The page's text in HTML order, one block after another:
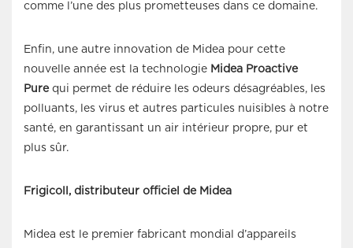
comme l’une des plus prometteuses dans ce domaine.
Enfin, une autre innovation de Midea pour cette
nouvelle année est la technologie Midea Proactive
Purequi permet de réduire les odeurs désagréables, les
polluants, les virus et autres particules nuisibles à notre
santé, en garantissant un air intérieur propre, pur et
plus sûr.
Frigicoll, distributeur officiel de Midea
Midea est le premier fabricant mondial d’appareils